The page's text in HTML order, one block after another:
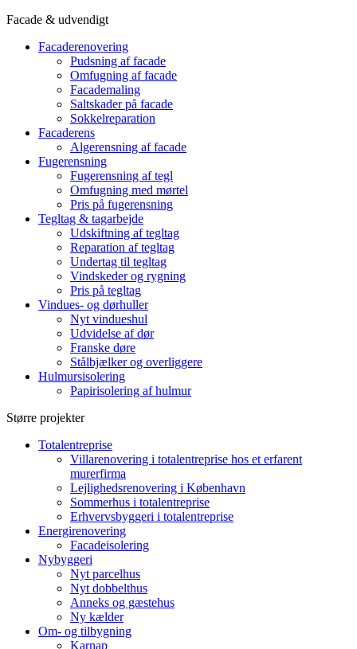
Facade & udvendigt
Facaderenovering
Pudsning af facade
Omfugning af facade
Facademaling
Saltskader på facade
Sokkelreparation
Facaderens
Algerensning af facade
Fugerensning
Fugerensning af tegl
Omfugning med mørtel
Pris på fugerensning
Tegltag & tagarbejde
Udskiftning af tegltag
Reparation af tegltag
Undertag til tegltag
Vindskeder og rygning
Pris på tegltag
Vindues- og dørhuller
Nyt vindueshul
Udvidelse af dør
Franske døre
Stålbjælker og overliggere
Hulmursisolering
Papirisolering af hulmur
Større projekter
Totalentreprise
Villarenovering i totalentreprise hos et erfarent
murerfirma
Lejlighedsrenovering i København
Sommerhus i totalentreprise
Erhvervsbyggeri i totalentreprise
Energirenovering
Facadeisolering
Nybyggeri
Nyt parcelhus
Nyt dobbelthus
Anneks og gæstehus
Ny kælder
Om- og tilbygning
Karnap